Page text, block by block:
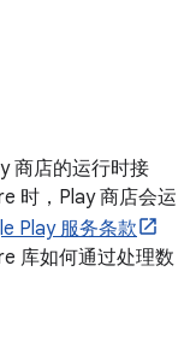
商店的运行时接
时，Play 商店会运
Play 服务条款
库如何通过处理数